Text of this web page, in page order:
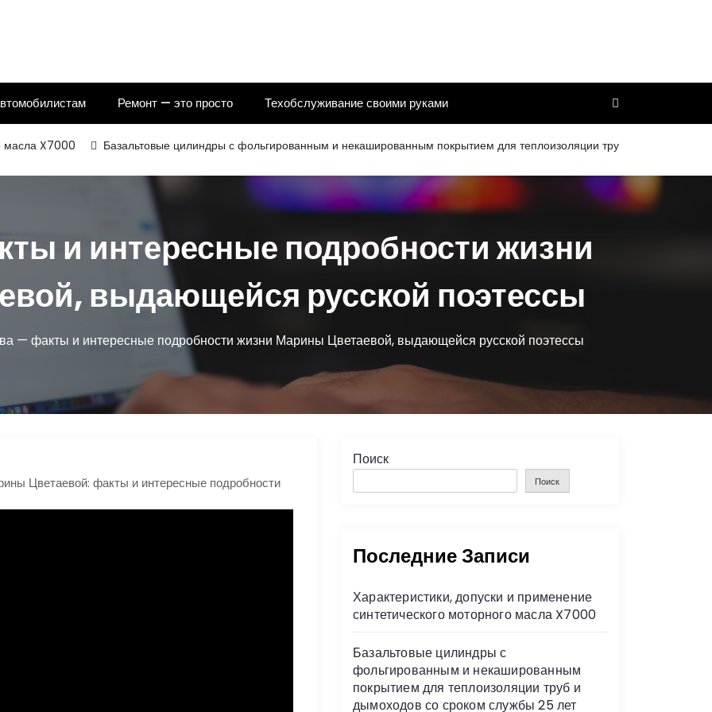
Ремонт — это просто Техобслуживание своими руками
Базальтовые цилиндры с фольгированным и некашированным покрытием для теплоизоляции труб и дымоходов со сроком
и интересные подробности жизни
выдающейся русской поэтессы
— факты и интересные подробности жизни Марины Цветаевой, выдающейся русской поэтессы
Поиск
Поиск
Последние Записи
Характеристики, допуски и применение
синтетического моторного масла X7000
Базальтовые цилиндры с
фольгированным и некашированным
покрытием для теплоизоляции труб и
дымоходов со сроком службы 25 лет